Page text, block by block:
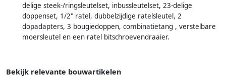
delige steek-/ringsleutelset, inbussleutelset, 23-delige
doppenset, 1/2" ratel, dubbelzijdige ratelsleutel, 2
dopadapters, 3 bougiedoppen, combinatietang , verstelbare
moersleutel en een ratel bitschroevendraaier.
Bekijk relevante bouwartikelen